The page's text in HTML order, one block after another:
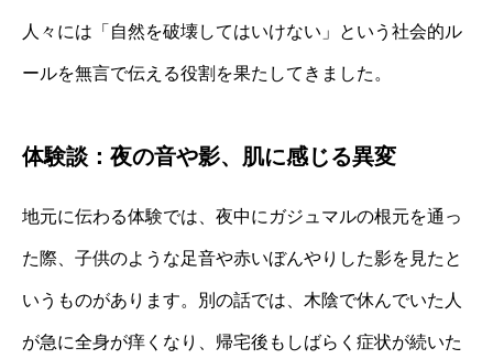
人々には「自然を破壊してはいけない」という社会的ル
ールを無言で伝える役割を果たしてきました。
体験談：夜の音や影、肌に感じる異変
地元に伝わる体験では、夜中にガジュマルの根元を通っ
た際、子供のような足音や赤いぼんやりした影を見たと
いうものがあります。別の話では、木陰で休んでいた人
が急に全身が痒くなり、帰宅後もしばらく症状が続いた